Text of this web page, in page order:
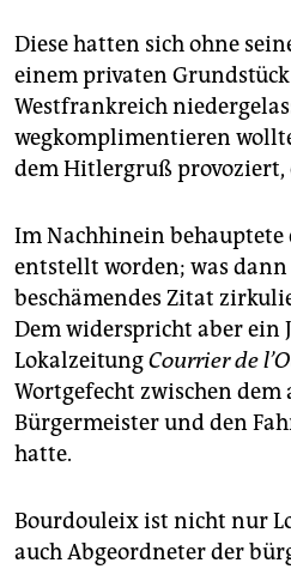
Diese hatten sich ohne
einem privaten
Westfrankreich
wegkomplimentieren
dem Hitlergruß provoziert,
Im Nachhinein behauptete
entstellt worden; was
beschämendes Zitat
Dem widerspricht aber ein
LokalzeitungCourrier de
Wortgefecht zwischen dem
Bürgermeister und den
hatte.
Bourdouleix ist nicht nur
auch Abgeordneter der